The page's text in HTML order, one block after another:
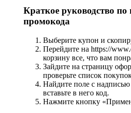
Краткое руководство
промокода
Выберите купон и
Перейдите на https://
корзину все, что вам
Зайдите на страницу
проверьте список
Найдите поле с
вставьте в него код.
Нажмите кнопку